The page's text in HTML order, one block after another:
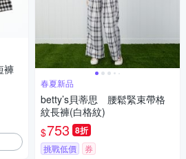
褲
春夏新品
betty’s貝蒂思 腰鬆緊束帶格
紋長褲(白格紋)
$753 8折
挑戰低價 券